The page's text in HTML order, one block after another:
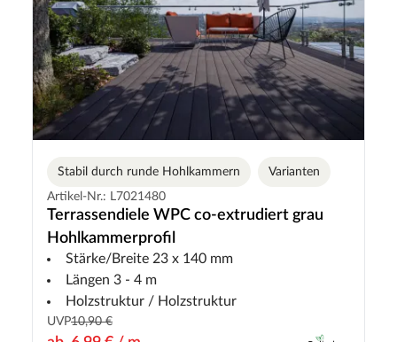
Stabil durch runde Hohlkammern
Varianten
Artikel-Nr.: L7021480
Terrassendiele WPC co-extrudiert grau
Hohlkammerprofil
Stärke/Breite 23 x 140 mm
Längen 3 - 4 m
Holzstruktur / Holzstruktur
UVP10,90 €